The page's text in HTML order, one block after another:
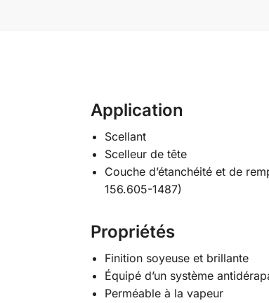
Application
Scellant
Scelleur de tête
Couche d’étanchéité et de
156.605-1487)
Propriétés
Finition soyeuse et brillante
Équipé d’un système
Perméable à la vapeur